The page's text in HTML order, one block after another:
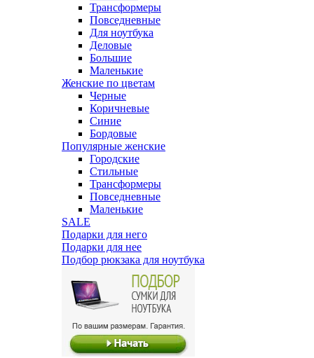
Трансформеры
Повседневные
Для ноутбука
Деловые
Большие
Маленькие
Женские по цветам
Черные
Коричневые
Синие
Бордовые
Популярные женские
Городские
Стильные
Трансформеры
Повседневные
Маленькие
SALE
Подарки для него
Подарки для нее
Подбор рюкзака для ноутбука